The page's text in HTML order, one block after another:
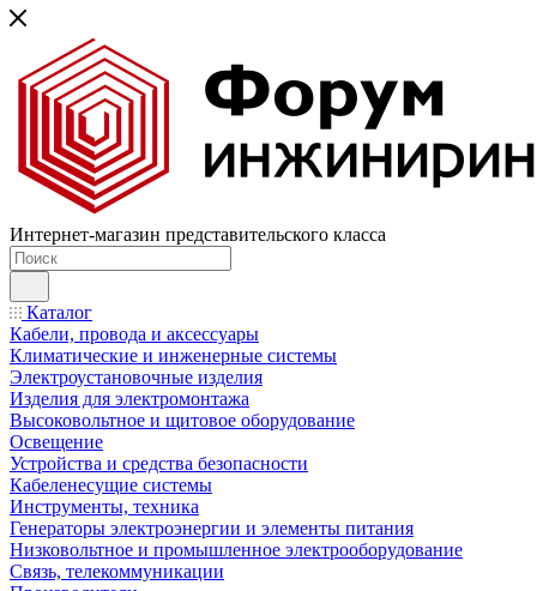
Интернет-магазин представительского класса
Каталог
Кабели, провода и аксессуары
Климатические и инженерные системы
Электроустановочные изделия
Изделия для электромонтажа
Высоковольтное и щитовое оборудование
Освещение
Устройства и средства безопасности
Кабеленесущие системы
Инструменты, техника
Генераторы электроэнергии и элементы питания
Низковольтное и промышленное электрооборудование
Связь, телекоммуникации